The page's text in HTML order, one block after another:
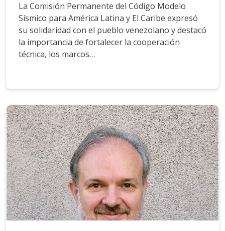
La Comisión Permanente del Código Modelo
Sísmico para América Latina y El Caribe expresó
su solidaridad con el pueblo venezolano y destacó
la importancia de fortalecer la cooperación
técnica, los marcos…